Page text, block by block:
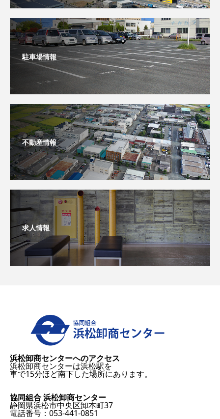
駐車場情報
不動産情報
求人情報
浜松卸商センターへのアクセス
浜松卸商センターは浜松駅を
車で15分ほど南下した場所にあります。
協同組合 浜松卸商センター
静岡県浜松市中央区卸本町37
電話番号：053-441-0851